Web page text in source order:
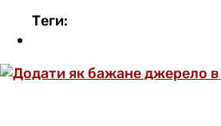
Теги: